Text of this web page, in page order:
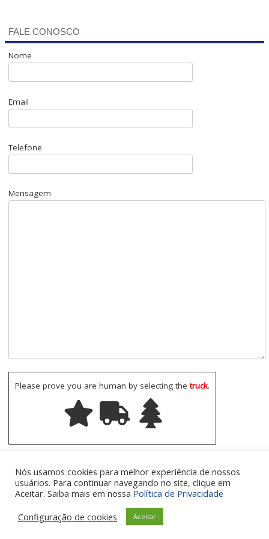
FALE CONOSCO
Nome
Email
Telefone
Mensagem
Please prove you are human by selecting the truck.
Nós usamos cookies para melhor experiência de nossos
usuários. Para continuar navegando no site, clique em
Aceitar. Saiba mais em nossa Política de Privacidade
Configuração de cookies
Aceitar